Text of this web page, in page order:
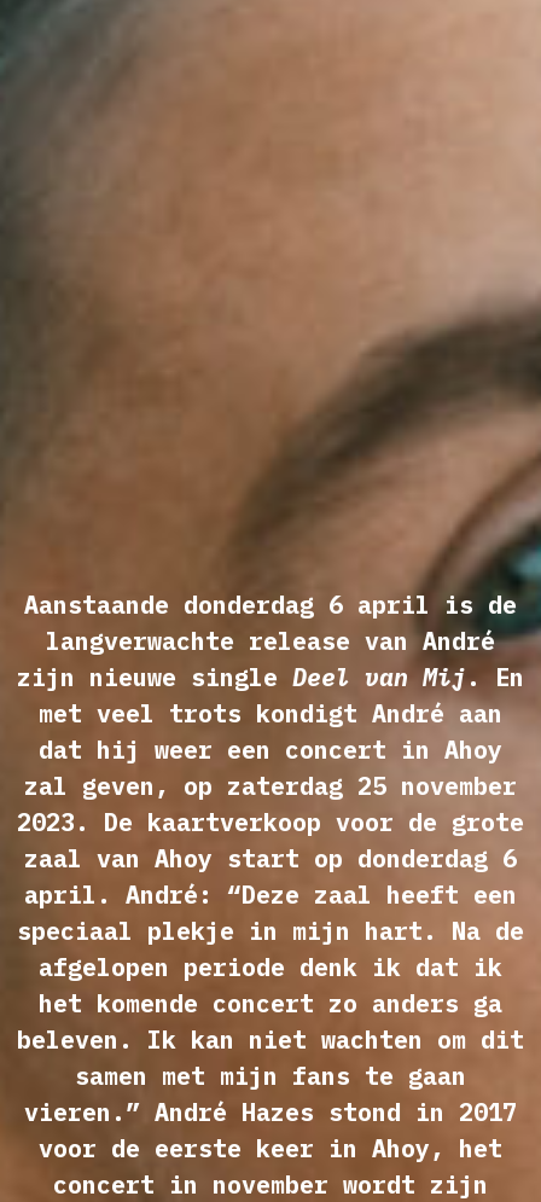
Aanstaande donderdag 6 april is de
langverwachte release van André
zijn nieuwe single Deel van Mij. En
met veel trots kondigt André aan
dat hij weer een concert in Ahoy
zal geven, op zaterdag 25 november
2023. De kaartverkoop voor de grote
zaal van Ahoy start op donderdag 6
april. André: “Deze zaal heeft een
speciaal plekje in mijn hart. Na de
afgelopen periode denk ik dat ik
het komende concert zo anders ga
beleven. Ik kan niet wachten om dit
samen met mijn fans te gaan
vieren.” André Hazes stond in 2017
voor de eerste keer in Ahoy, het
concert in november wordt zijn